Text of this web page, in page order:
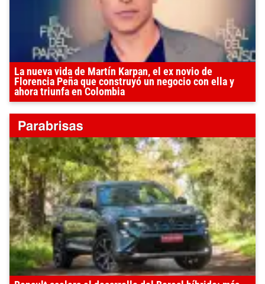
La nueva vida de Martín Karpan, el ex novio de
Florencia Peña que construyó un negocio con ella y
ahora triunfa en Colombia